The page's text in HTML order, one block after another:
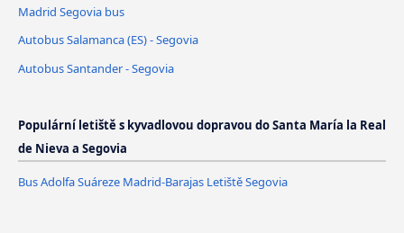
Madrid Segovia bus
Autobus Salamanca (ES) - Segovia
Autobus Santander - Segovia
Populární letiště s kyvadlovou dopravou do Santa María la Real
de Nieva a Segovia
Bus Adolfa Suáreze Madrid-Barajas Letiště Segovia